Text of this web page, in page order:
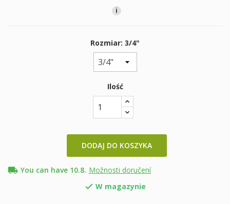
i
Rozmiar: 3/4"
Ilość
DODAJ DO KOSZYKA
local_shipping You can have 10.8. Možnosti doručení
 W magazynie